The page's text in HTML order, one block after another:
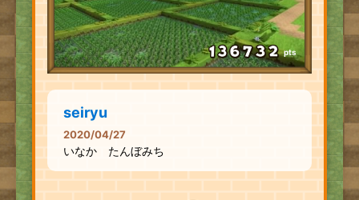
pts
seiryu
2020/04/27
いなか たんぼみち